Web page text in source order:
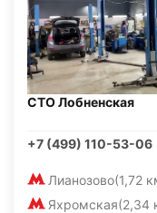
СТО Лобненская
+7 (499) 110-53-06
Лианозово(1,72
Яхромская(2,34